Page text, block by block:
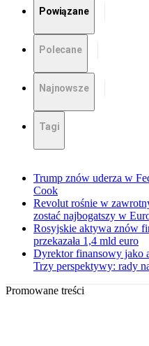
Powiązane
Polecane
Najnowsze
Tagi
Trump znów uderza w
Cook
Revolut rośnie w
zostać najbogatszy w
Rosyjskie aktywa znów
przekazała 1,4 mld euro
Dyrektor finansowy jako
Trzy perspektywy: rady
Promowane treści